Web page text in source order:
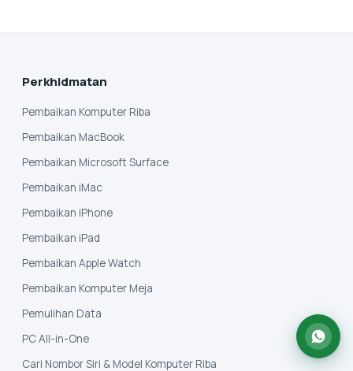
Perkhidmatan
Pembaikan Komputer Riba
Pembaikan MacBook
Pembaikan Microsoft Surface
Pembaikan iMac
Pembaikan iPhone
Pembaikan iPad
Pembaikan Apple Watch
Pembaikan Komputer Meja
Pemulihan Data
PC All-in-One
Cari Nombor Siri & Model Komputer Riba